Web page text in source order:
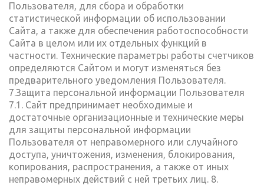
Пользователя, для сбора и обработки
статистической информации об использовании
Сайта, а также для обеспечения работоспособности
Сайта в целом или их отдельных функций в
частности. Технические параметры работы счетчиков
определяются Сайтом и могут изменяться без
предварительного уведомления Пользователя.
7.Защита персональной информации Пользователя
7.1. Сайт предпринимает необходимые и
достаточные организационные и технические меры
для защиты персональной информации
Пользователя от неправомерного или случайного
доступа, уничтожения, изменения, блокирования,
копирования, распространения, а также от иных
неправомерных действий с ней третьих лиц. 8.